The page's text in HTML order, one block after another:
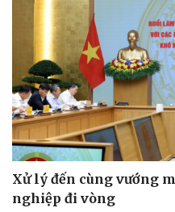
Sức khỏe
Dinh dưỡng - món ngon
Cây thuốc
Sản phụ khoa
Nhi khoa
Nam khoa
Xử lý đến cùng vướng
nghiệp đi vòng